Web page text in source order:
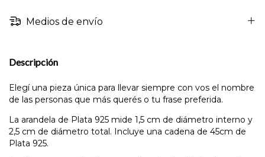
Medios de envío
Descripción
Elegí una pieza única para llevar siempre con vos el nombre
de las personas que más querés o tu frase preferida.
La arandela de Plata 925 mide 1,5 cm de diámetro interno y
2,5 cm de diámetro total. Incluye una cadena de 45cm de
Plata 925.